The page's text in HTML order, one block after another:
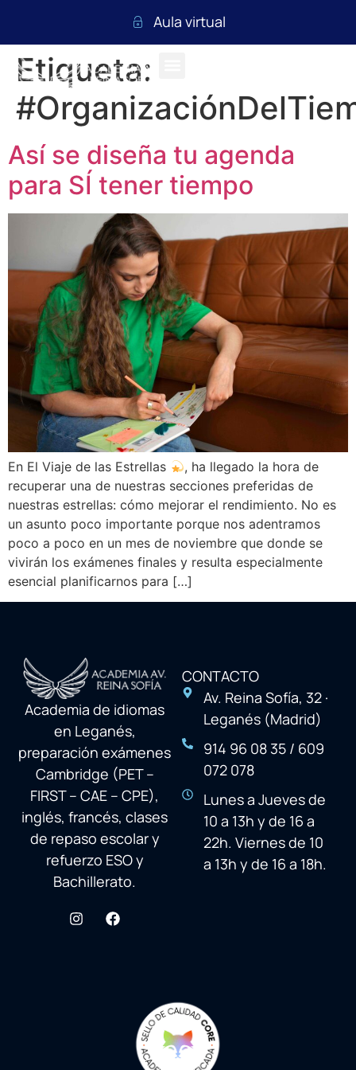
Aula virtual
Etiqueta:
Así se diseña tu agenda
para SÍ tener tiempo
En El Viaje de las Estrellas
, ha llegado la hora de
recuperar una de nuestras secciones preferidas de
nuestras estrellas: cómo mejorar el rendimiento. No es
un asunto poco importante porque nos adentramos
poco a poco en un mes de noviembre que donde se
vivirán los exámenes finales y resulta especialmente
esencial planificarnos para […]
Academia de idiomas
en Leganés,
preparación exámenes
Cambridge (PET –
FIRST – CAE – CPE),
inglés, francés, clases
de repaso escolar y
refuerzo ESO y
Bachillerato.
CONTACTO
Av. Reina Sofía, 32 ·
Leganés (Madrid)
914 96 08 35 / 609
072 078
Lunes a Jueves de
10 a 13h y de 16 a
22h. Viernes de 10
a 13h y de 16 a 18h.